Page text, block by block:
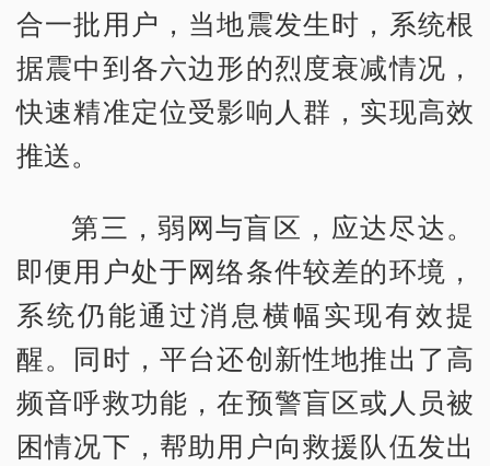
合一批用户，当地震发生时，系统根
据震中到各六边形的烈度衰减情况，
快速精准定位受影响人群，实现高效
推送。
第三，弱网与盲区，应达尽达。
即便用户处于网络条件较差的环境，
系统仍能通过消息横幅实现有效提
醒。同时，平台还创新性地推出了高
频音呼救功能，在预警盲区或人员被
困情况下，帮助用户向救援队伍发出